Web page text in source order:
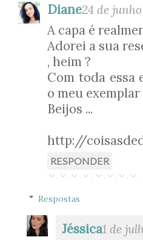
Diane24 de junho
A capa é
Adorei a sua
, heim ?
Com toda essa
o meu
Beijos ...
http://
RESPONDER
Respostas
Jéssica1 de